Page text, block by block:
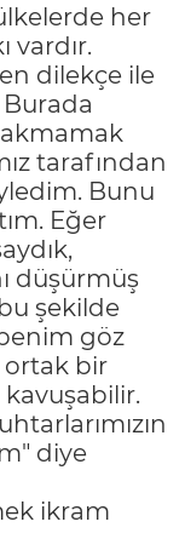
her
vardır.
dilekçe ile
tarafından
Bunu
Eğer
düşürmüş
şekilde
göz
ortak bir
diye
ikram